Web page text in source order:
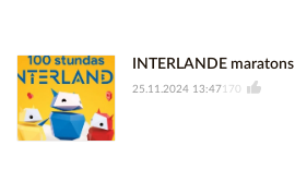
INTERLANDE
25.11.2024 13:47170